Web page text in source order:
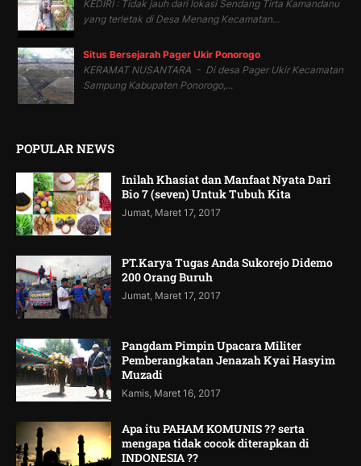
KEDIRI : Tidak jauh dari lokasi Sendang Tirta Kamandanu
yang terletak di Desa Menang Kecamatan...
Situs Bersejarah Pager Ukir Ponorogo
KERAMAT NUSANTARA - Di desa Pager Ukir Kecamatan
Sampung Kabupaten Ponorogo,...
POPULAR NEWS
Inilah Khasiat dan Manfaat Nyata Dari
Bio 7 (seven) Untuk Tubuh Kita
Jumat, Maret 17, 2017
PT.Karya Tugas Anda Sukorejo Didemo
200 Orang Buruh
Jumat, Maret 17, 2017
Pangdam Pimpin Upacara Militer
Pemberangkatan Jenazah Kyai Hasyim
Muzadi
Kamis, Maret 16, 2017
Apa itu PAHAM KOMUNIS ?? serta
mengapa tidak cocok diterapkan di
INDONESIA ??